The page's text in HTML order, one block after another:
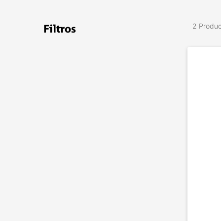
Filtros 2